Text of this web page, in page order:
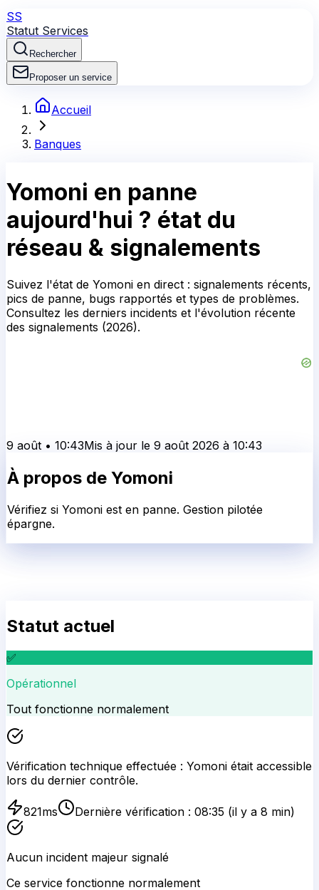
SS
Statut Services
Rechercher
Proposer un service
Accueil
Banques
Yomoni en panne
aujourd'hui ? état du
réseau & signalements
Suivez l'état de Yomoni en direct : signalements récents,
pics de panne, bugs rapportés et types de problèmes.
Consultez les derniers incidents et l'évolution récente
des signalements (2026).
9 août • 10:43Mis à jour le 9 août 2026 à 10:43
À propos de Yomoni
Vérifiez si Yomoni est en panne. Gestion pilotée
épargne.
Statut actuel
✅
Opérationnel
Tout fonctionne normalement
Vérification technique effectuée : Yomoni était accessible
lors du dernier contrôle.
821ms Dernière vérification : 08:35 (il y a 8 min)
Aucun incident majeur signalé
Ce service fonctionne normalement